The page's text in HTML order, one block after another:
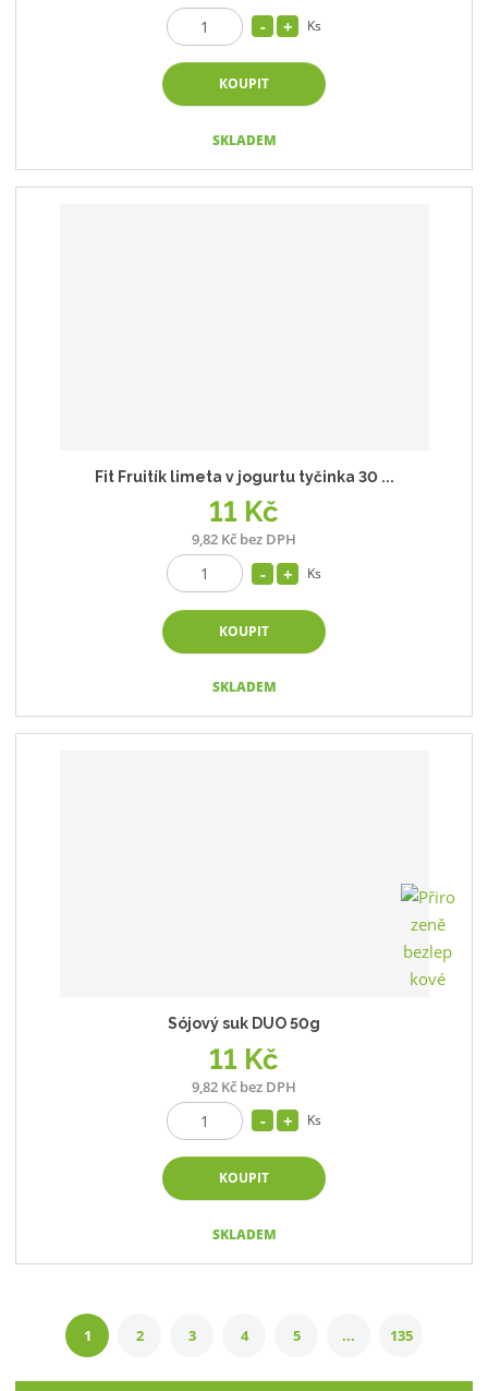
Ks
KOUPIT
SKLADEM
Fit Fruitík limeta v jogurtu tyčinka 30 ...
11 Kč
9,82 Kč bez DPH
Ks
KOUPIT
SKLADEM
Sójový suk DUO 50g
11 Kč
9,82 Kč bez DPH
Ks
KOUPIT
SKLADEM
1 2 3 4 5 ... 135